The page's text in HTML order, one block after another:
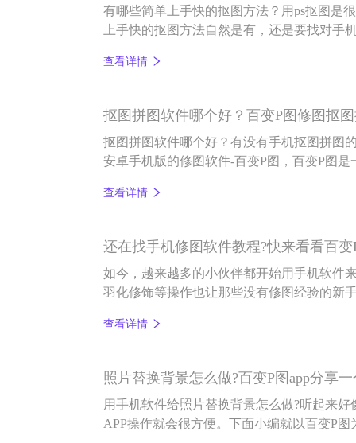
有哪些简单上手快的抠图方法？用ps抠图是
上手快的抠图方法自然是有，还是要找对手
款图片编辑和AI智能抠图编辑软件，还具有
查看详情
抠图拼图软件哪个好？百变P图修图抠
抠图拼图软件哪个好？有没有手机抠图拼图
安卓手机版的修图软件-百变P图，百变P图
起，无论您想要哪个功能，百变P图都是OK
查看详情
还在找手机修图软件教程?快来看看百
如今，越来越多的小伙伴都开始用手机软件
羽化修饰等操作也让那些没有修图经验的新
那么难，今天小编就以一款操作简单的修图
查看详情
照片替换背景怎么做?百变P图app分享
用手机软件给照片替换背景怎么做?听起来
APP操作就会很方便。下面小编就以百变P